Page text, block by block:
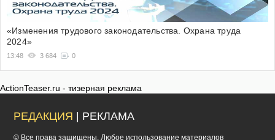
«Изменения трудового законодательства. Охрана труда
2024»
13:48 3 684 0
ActionTeaser.ru - тизерная реклама
РЕДАКЦИЯ | РЕКЛАМА
© Все права защищены. Любое использование материалов